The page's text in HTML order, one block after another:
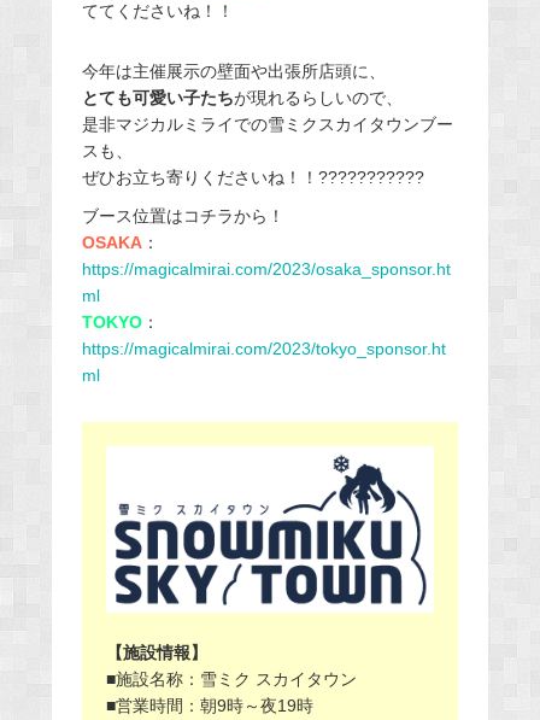
ててくださいね！！
今年は主催展示の壁面や出張所店頭に、
とても可愛い子たちが現れるらしいので、
是非マジカルミライでの雪ミクスカイタウンブー
スも、
ぜひお立ち寄りくださいね！！???????????
ブース位置はコチラから！
OSAKA：
https://magicalmirai.com/2023/osaka_sponsor.ht
ml
TOKYO：
https://magicalmirai.com/2023/tokyo_sponsor.ht
ml
【施設情報】
■施設名称：雪ミク スカイタウン
■営業時間：朝9時～夜19時